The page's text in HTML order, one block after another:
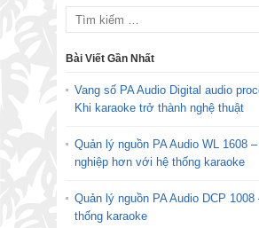
Bài Viết Gần Nhất
Vang số PA Audio Digital audio
Khi karaoke trở thành nghệ thuật
Quản lý nguồn PA Audio WL 1608
nghiệp hơn với hệ thống karaoke
Quản lý nguồn PA Audio DCP 1008
thống karaoke